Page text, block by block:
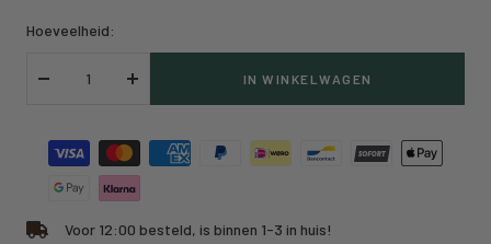
Hoeveelheid:
Verlaag
Verhoog
IN WINKELWAGEN
Voor 12:00 besteld, is binnen 1-3 in huis!